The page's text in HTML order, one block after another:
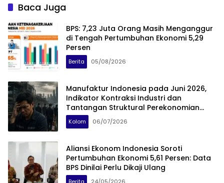
Baca Juga
BPS: 7,23 Juta Orang Masih Menganggur
di Tengah Pertumbuhan Ekonomi 5,29
Persen
Berita 05/08/2026
Manufaktur Indonesia pada Juni 2026,
Indikator Kontraksi Industri dan
Tantangan Struktural Perekonomian
Nasional
Kolom 06/07/2026
Aliansi Ekonom Indonesia Soroti
Pertumbuhan Ekonomi 5,61 Persen: Data
BPS Dinilai Perlu Dikaji Ulang